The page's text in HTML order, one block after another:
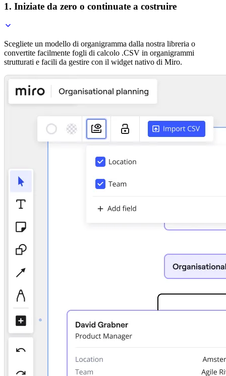
1. Iniziate da zero o continuate a costruire
Scegliete un modello di organigramma dalla nostra libreria o
convertite facilmente fogli di calcolo .CSV in organigrammi
strutturati e facili da gestire con il widget nativo di Miro.